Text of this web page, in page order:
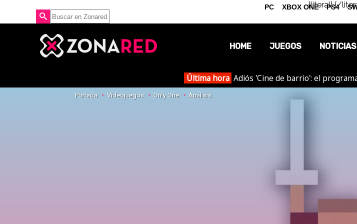
{literal}{/
HOME JUEGOS NOTICIAS
OPINIÓN
Última hora Adiós 'Cine de barrio': el
Portada Videojuegos Only One Análisis
PC XBOX ONE PS4